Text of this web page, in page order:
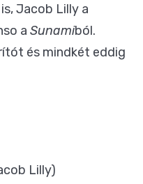
Jacob Lilly a
a Sunamiból.
és mindkét eddig
Lilly)